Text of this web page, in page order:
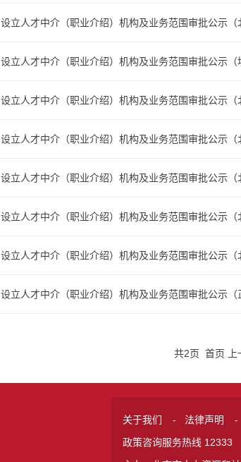
设立人才中介（职业介绍）机构及业务范围审批公示（
设立人才中介（职业介绍）机构及业务范围审批公示（
设立人才中介（职业介绍）机构及业务范围审批公示（
设立人才中介（职业介绍）机构及业务范围审批公示（
设立人才中介（职业介绍）机构及业务范围审批公示
设立人才中介（职业介绍）机构及业务范围审批公示
设立人才中介（职业介绍）机构及业务范围审批公示（
设立人才中介（职业介绍）机构及业务范围审批公示
共2页 首页 上
关于我们 - 法律声明 -
政策咨询服务热线 12333